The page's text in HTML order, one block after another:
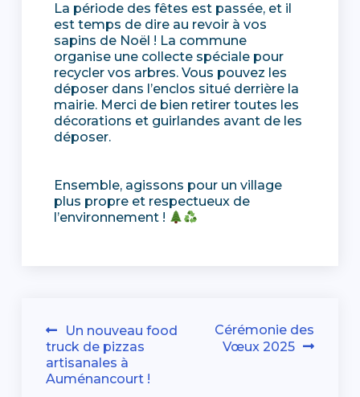
La période des fêtes est passée, et il
est temps de dire au revoir à vos
sapins de Noël ! La commune
organise une collecte spéciale pour
recycler vos arbres. Vous pouvez les
déposer dans l’enclos situé derrière la
mairie. Merci de bien retirer toutes les
décorations et guirlandes avant de les
déposer.
Ensemble, agissons pour un village
plus propre et respectueux de
l’environnement !
Navigation
de
l’article
Un nouveau food
truck de pizzas
artisanales à
Auménancourt !
Cérémonie des
Vœux 2025